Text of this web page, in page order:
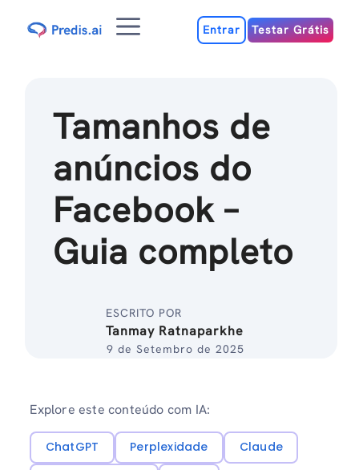
para
MenuEntrar Testar Grátis
Tamanhos de
anúncios do
Facebook –
Guia completo
ESCRITO POR
Tanmay Ratnaparkhe
9 de Setembro de 2025
Explore este conteúdo com IA:
ChatGPT Perplexidade
Claude